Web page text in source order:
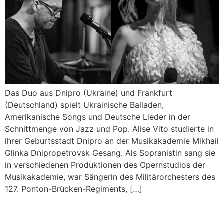
Das Duo aus Dnipro (Ukraine) und Frankfurt
(Deutschland) spielt Ukrainische Balladen,
Amerikanische Songs und Deutsche Lieder in der
Schnittmenge von Jazz und Pop. Alise Vito studierte in
ihrer Geburtsstadt Dnipro an der Musikakademie Mikhail
Glinka Dnipropetrovsk Gesang. Als Sopranistin sang sie
in verschiedenen Produktionen des Opernstudios der
Musikakademie, war Sängerin des Militärorchesters des
127. Ponton-Brücken-Regiments, […]